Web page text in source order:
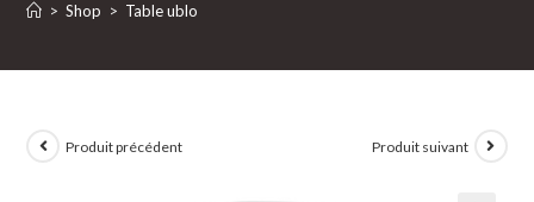
> Shop > Table ublo
Produit précédent Produit suivant